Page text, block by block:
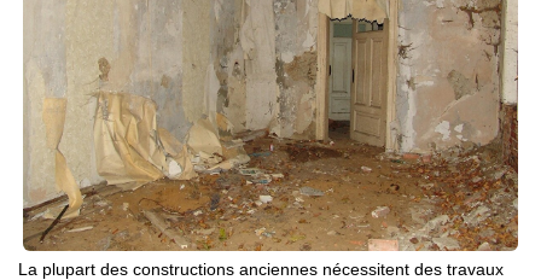
La plupart des constructions anciennes nécessitent des travaux